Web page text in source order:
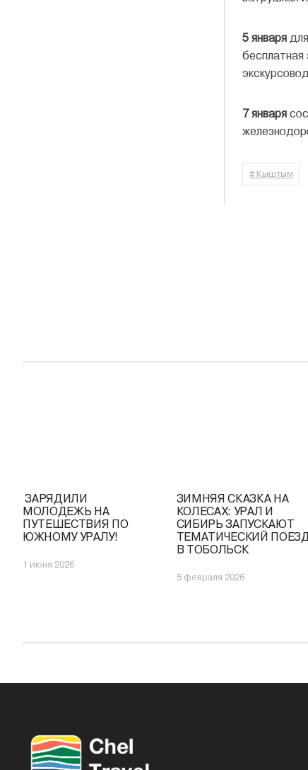
5 января
бесплатная
7 января
# Кыштым
️ ЗАРЯДИЛИ
МОЛОДЕЖЬ НА
ПУТЕШЕСТВИЯ ПО
ЮЖНОМУ УРАЛУ!
1 июня 2026
ЗИМНЯЯ СКАЗКА НА
КОЛЕСАХ: УРАЛ И
СИБИРЬ ЗАПУСКАЮТ
ТЕМАТИЧЕСКИЙ
В ТОБОЛЬСК
5 февраля 2026